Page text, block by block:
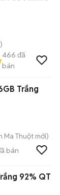
466 đã
bán
Trắng
Ma Thuột mới)
bán
92% QT